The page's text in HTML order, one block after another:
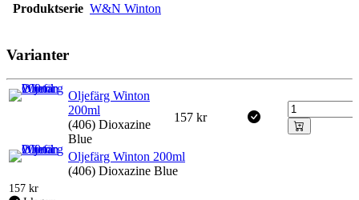
Produktserie W&N Winton
Varianter
Oljefärg Winton
200ml
(406) Dioxazine
Blue
157 kr
Oljefärg Winton 200ml
(406) Dioxazine Blue
157 kr